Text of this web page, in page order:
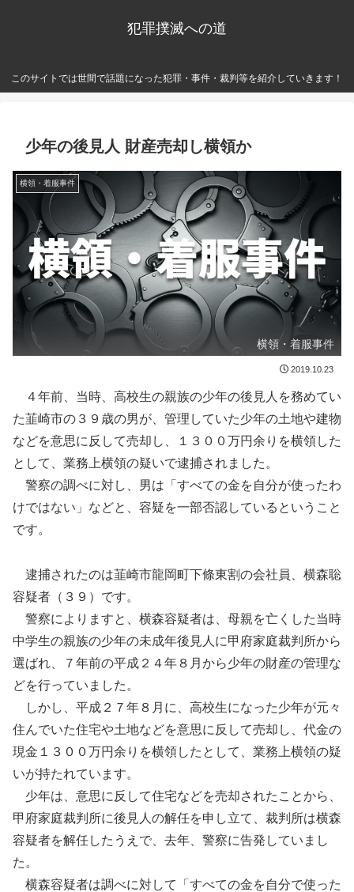
犯罪撲滅への道
このサイトでは世間で話題になった犯罪・事件・裁判等を紹介していきます！
少年の後見人 財産売却し横領か
横領・着服事件
横領・着服事件
2019.10.23
４年前、当時、高校生の親族の少年の後見人を務めてい
た韮崎市の３９歳の男が、管理していた少年の土地や建物
などを意思に反して売却し、１３００万円余りを横領した
として、業務上横領の疑いで逮捕されました。
警察の調べに対し、男は「すべての金を自分が使ったわ
けではない」などと、容疑を一部否認しているということ
です。
逮捕されたのは韮崎市龍岡町下條東割の会社員、横森聡
容疑者（３９）です。
警察によりますと、横森容疑者は、母親を亡くした当時
中学生の親族の少年の未成年後見人に甲府家庭裁判所から
選ばれ、７年前の平成２４年８月から少年の財産の管理な
どを行っていました。
しかし、平成２７年８月に、高校生になった少年が元々
住んでいた住宅や土地などを意思に反して売却し、代金の
現金１３００万円余りを横領したとして、業務上横領の疑
いが持たれています。
少年は、意思に反して住宅などを売却されたことから、
甲府家庭裁判所に後見人の解任を申し立て、裁判所は横森
容疑者を解任したうえで、去年、警察に告発していまし
た。
横森容疑者は調べに対して「すべての金を自分で使った